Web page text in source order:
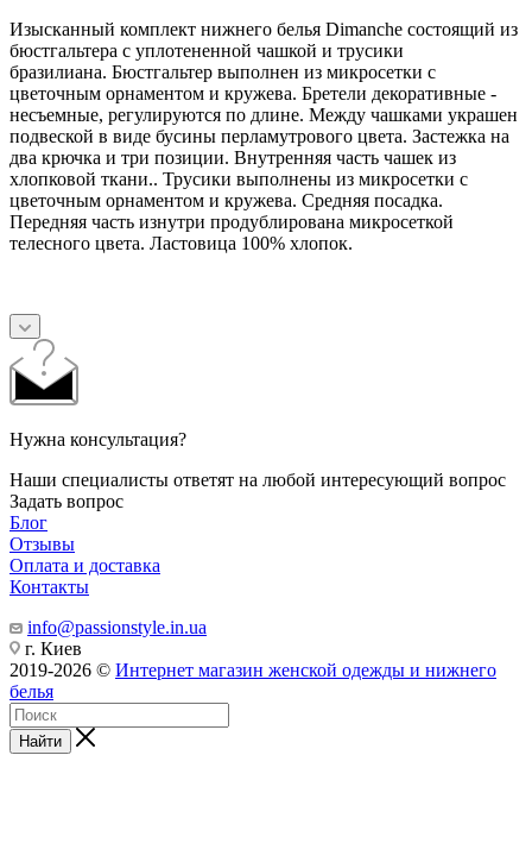
Изысканный комплект нижнего белья Dimanche состоящий из
бюстгальтера с уплотененной чашкой и трусики
бразилиана. Бюстгальтер выполнен из микросетки с
цветочным орнаментом и кружева. Бретели декоративные -
несъемные, регулируются по длине. Между чашками украшен
подвеской в виде бусины перламутрового цвета. Застежка на
два крючка и три позиции. Внутренняя часть чашек из
хлопковой ткани.. Трусики выполнены из микросетки с
цветочным орнаментом и кружева. Средняя посадка.
Передняя часть изнутри продублирована микросеткой
телесного цвета. Ластовица 100% хлопок.
Нужна консультация?
Наши специалисты ответят на любой интересующий вопрос
Задать вопрос
Блог
Отзывы
Оплата и доставка
Контакты
info@passionstyle.in.ua
г. Киев
2019-2026 © Интернет магазин женской одежды и нижнего
белья
Найти